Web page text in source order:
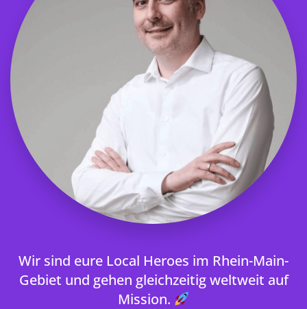
Wir sind eure Local Heroes im Rhein-Main-
Gebiet und gehen gleichzeitig weltweit auf
Mission.